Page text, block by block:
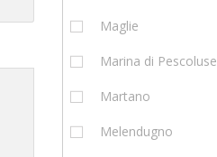
Maglie
Marina di Pescoluse
Martano
Melendugno